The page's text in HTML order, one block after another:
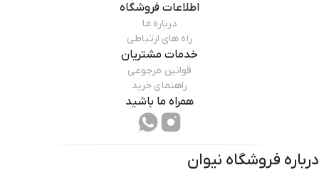
اطلاعات فروشگاه
درباره ما
راه های ارتباطی
خدمات مشتریان
قوانین مرجوعی
راهنمای خرید
همراه ما باشید
درباره فروشگاه نیوان